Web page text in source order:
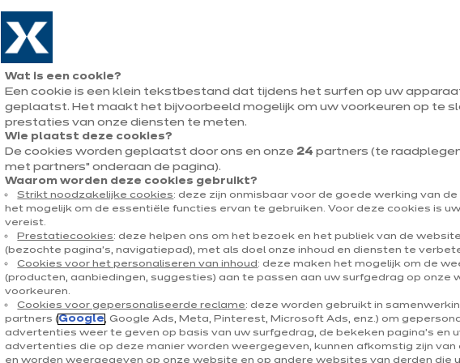
oplossingen op maat
een harmonieuze
leefruimte
De keuken is het hart van jouw huis. Hier speelt het dagelijkse
met al zijn bijzondere momenten. Het is een echte leefruimte
met wat je nodig hebt. Soms staat de keuken in open
woonkamer om gezelligheid te creëren. Andere keren wil je net
privacy en heb je een afscheiding nodig. Starters die hun
ontdekken, gezinnen op zoek naar functionaliteit en
die hun interieur heroverwegen, vinden in een scheiding tussen
Wat is een cookie?
Een cookie is een klein tekstbestand dat tijdens het surfen op uw
geplaatst. Het maakt het bijvoorbeeld mogelijk om uw voorkeuren op te
prestaties van onze diensten te meten.
Wie plaatst deze cookies?
De cookies worden geplaatst door ons en onze 24 partners (te
met partners” onderaan de pagina).
Waarom worden deze cookies gebruikt?
Strikt noodzakelijke cookies: deze zijn onmisbaar voor de goede werking van
het mogelijk om de essentiële functies ervan te gebruiken. Voor deze cookies is
vereist.
Prestatiecookies: deze helpen ons om het bezoek en het publiek van de
(bezochte pagina's, navigatiepad), met als doel onze inhoud en diensten te
Cookies voor het personaliseren van inhoud : deze maken het mogelijk om de
(producten, aanbiedingen, suggesties) aan te passen aan uw surfgedrag op onze
voorkeuren.
Cookies voor gepersonaliseerde reclame: deze worden gebruikt in
partners (Google, Google Ads, Meta, Pinterest, Microsoft Ads, enz.) om
advertenties weer te geven op basis van uw surfgedrag, de bekeken pagina's en
advertenties die op deze manier worden weergegeven, kunnen afkomstig zijn van
en worden weergegeven op onze website en op andere websites van derden die